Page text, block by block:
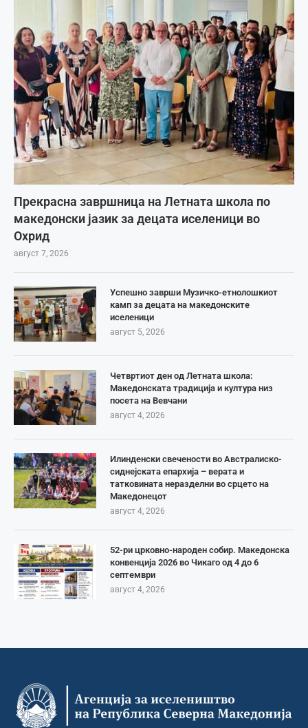
Прекрасна завршница на Летната школа по
македонски јазик за децата иселеници во
Охрид
август 7, 2026
Успешно заврши Музичко-етнолошкиот
камп за децата на македонските
иселеници
август 5, 2026
Четвртиот ден од Летната школа:
Македонската традиција и култура низ
посета на Вевчани
август 4, 2026
Илинденски свечености во Австралиско-
сиднејската епархија – верата и
татковината неразделни во срцето на
Македонецот
август 4, 2026
52-ри црковно-народен собир. Македонска
конвенција 2026 во Чикаго од 4 до 6
септември
август 4, 2026